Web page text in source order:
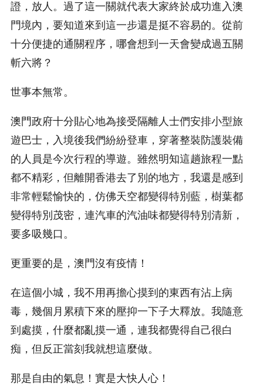
證，放人。過了這一關就代表大家終於成功進入澳
門境內，要知道來到這一步還是挺不容易的。從前
十分便捷的通關程序，哪會想到一天會變成過五關
斬六將？
世事本無常。
澳門政府十分貼心地為接受隔離人士們安排小型旅
遊巴士，入境後我們紛紛登車，穿著整裝防護裝備
的人員是今次行程的導遊。雖然明知這趟旅程一點
都不精彩，但離開香港去了別的地方，我還是感到
非常輕鬆愉快的，仿佛天空都變得特別藍，樹葉都
變得特別茂密，連汽車的汽油味都變得特別清新，
要多吸幾口。
更重要的是，澳門沒有疫情！
在這個小城，我不用再擔心摸到的東西有沾上病
毒，幾個月累積下來的壓抑一下子大釋放。我隨意
到處摸，什麼都亂摸一通，連我都覺得自己很白
痴，但反正當刻我就想這麼做。
那是自由的氣息！實是大快人心！